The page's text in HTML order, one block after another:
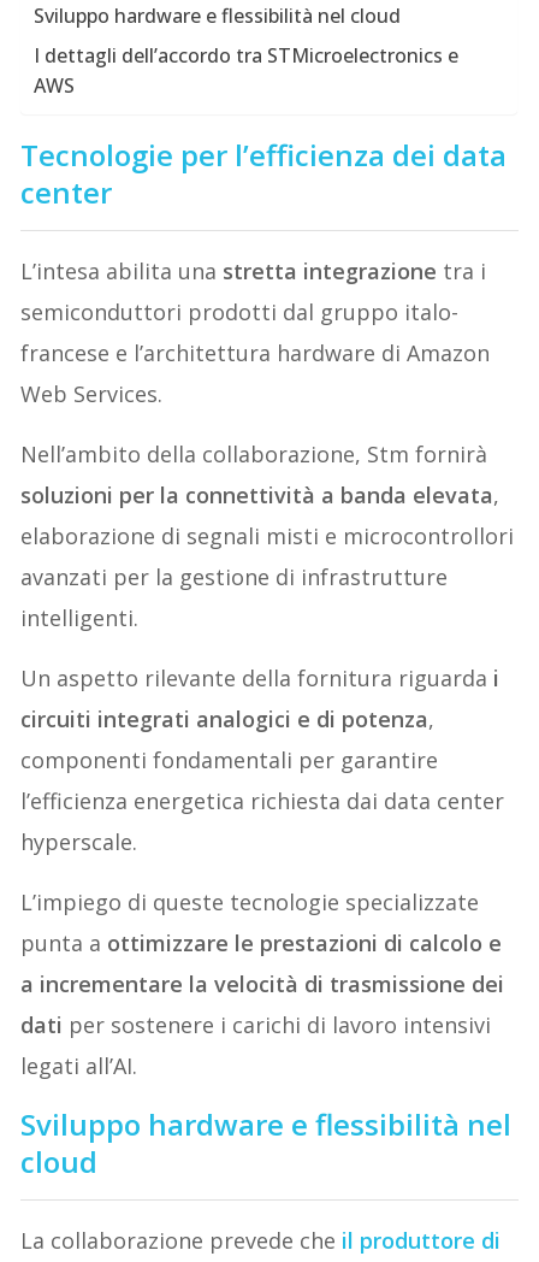
Sviluppo hardware e flessibilità nel cloud
I dettagli dell’accordo tra STMicroelectronics e
AWS
Tecnologie per l’efficienza dei data
center
L’intesa abilita una stretta integrazione tra i
semiconduttori prodotti dal gruppo italo-
francese e l’architettura hardware di Amazon
Web Services.
Nell’ambito della collaborazione, Stm fornirà
soluzioni per la connettività a banda elevata,
elaborazione di segnali misti e microcontrollori
avanzati per la gestione di infrastrutture
intelligenti.
Un aspetto rilevante della fornitura riguarda i
circuiti integrati analogici e di potenza,
componenti fondamentali per garantire
l’efficienza energetica richiesta dai data center
hyperscale.
L’impiego di queste tecnologie specializzate
punta a ottimizzare le prestazioni di calcolo e
a incrementare la velocità di trasmissione dei
dati per sostenere i carichi di lavoro intensivi
legati all’AI.
Sviluppo hardware e flessibilità nel
cloud
La collaborazione prevede che il produttore di